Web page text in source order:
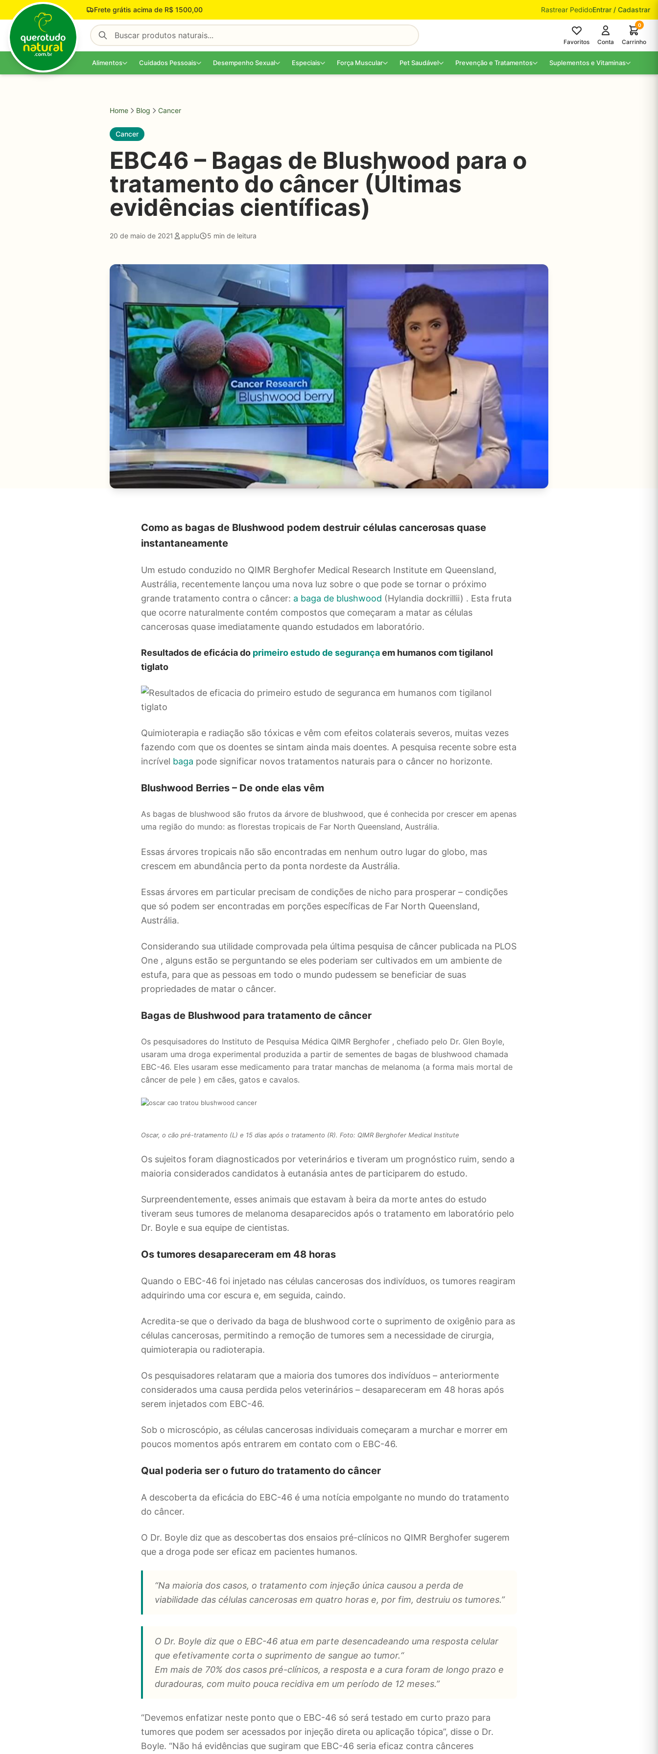
Pular para o conteúdo Frete grátis acima de R$ 1500,00 Rastrear PedidoEntrar / Cadastrar
Favoritos Conta
0
Carrinho
Alimentos Cuidados Pessoais Desempenho Sexual Especiais Força Muscular Pet Saudável Prevenção e Tratamentos Suplementos e Vitaminas
Home Blog Cancer
Cancer
EBC46 – Bagas de Blushwood para o
tratamento do câncer (Últimas
evidências científicas)
20 de maio de 2021 applu 5 min de leitura
Como as bagas de Blushwood podem destruir células cancerosas quase
instantaneamente
Um estudo conduzido no QIMR Berghofer Medical Research Institute em Queensland,
Austrália, recentemente lançou uma nova luz sobre o que pode se tornar o próximo
grande tratamento contra o câncer: a baga de blushwood (Hylandia dockrillii) . Esta fruta
que ocorre naturalmente contém compostos que começaram a matar as células
cancerosas quase imediatamente quando estudados em laboratório.
Resultados de eficácia do primeiro estudo de segurançaem humanos com tigilanol
tiglato
Quimioterapia e radiação são tóxicas e vêm com efeitos colaterais severos, muitas vezes
fazendo com que os doentes se sintam ainda mais doentes. A pesquisa recente sobre esta
incrível baga pode significar novos tratamentos naturais para o câncer no horizonte.
Blushwood Berries – De onde elas vêm
As bagas de blushwood são frutos da árvore de blushwood, que é conhecida por crescer em apenas
uma região do mundo: as florestas tropicais de Far North Queensland, Austrália.
Essas árvores tropicais não são encontradas em nenhum outro lugar do globo, mas
crescem em abundância perto da ponta nordeste da Austrália.
Essas árvores em particular precisam de condições de nicho para prosperar – condições
que só podem ser encontradas em porções específicas de Far North Queensland,
Austrália.
Considerando sua utilidade comprovada pela última pesquisa de câncer publicada na PLOS
One , alguns estão se perguntando se eles poderiam ser cultivados em um ambiente de
estufa, para que as pessoas em todo o mundo pudessem se beneficiar de suas
propriedades de matar o câncer.
Bagas de Blushwood para tratamento de câncer
Os pesquisadores do Instituto de Pesquisa Médica QIMR Berghofer , chefiado pelo Dr. Glen Boyle,
usaram uma droga experimental produzida a partir de sementes de bagas de blushwood chamada
EBC-46. Eles usaram esse medicamento para tratar manchas de melanoma (a forma mais mortal de
câncer de pele ) em cães, gatos e cavalos.
Oscar, o cão pré-tratamento (L) e 15 dias após o tratamento (R). Foto: QIMR Berghofer Medical Institute
Os sujeitos foram diagnosticados por veterinários e tiveram um prognóstico ruim, sendo a
maioria considerados candidatos à eutanásia antes de participarem do estudo.
Surpreendentemente, esses animais que estavam à beira da morte antes do estudo
tiveram seus tumores de melanoma desaparecidos após o tratamento em laboratório pelo
Dr. Boyle e sua equipe de cientistas.
Os tumores desapareceram em 48 horas
Quando o EBC-46 foi injetado nas células cancerosas dos indivíduos, os tumores reagiram
adquirindo uma cor escura e, em seguida, caindo.
Acredita-se que o derivado da baga de blushwood corte o suprimento de oxigênio para as
células cancerosas, permitindo a remoção de tumores sem a necessidade de cirurgia,
quimioterapia ou radioterapia.
Os pesquisadores relataram que a maioria dos tumores dos indivíduos – anteriormente
considerados uma causa perdida pelos veterinários – desapareceram em 48 horas após
serem injetados com EBC-46.
Sob o microscópio, as células cancerosas individuais começaram a murchar e morrer em
poucos momentos após entrarem em contato com o EBC-46.
Qual poderia ser o futuro do tratamento do câncer
A descoberta da eficácia do EBC-46 é uma notícia empolgante no mundo do tratamento
do câncer.
O Dr. Boyle diz que as descobertas dos ensaios pré-clínicos no QIMR Berghofer sugerem
que a droga pode ser eficaz em pacientes humanos.
“Na maioria dos casos, o tratamento com injeção única causou a perda de
viabilidade das células cancerosas em quatro horas e, por fim, destruiu os tumores.”
O Dr. Boyle diz que o EBC-46 atua em parte desencadeando uma resposta celular
que efetivamente corta o suprimento de sangue ao tumor.“
Em mais de 70% dos casos pré-clínicos, a resposta e a cura foram de longo prazo e
duradouras, com muito pouca recidiva em um período de 12 meses.”
“Devemos enfatizar neste ponto que o EBC-46 só será testado em curto prazo para
tumores que podem ser acessados ​​por injeção direta ou aplicação tópica”, disse o Dr.
Boyle. “Não há evidências que sugiram que EBC-46 seria eficaz contra cânceres